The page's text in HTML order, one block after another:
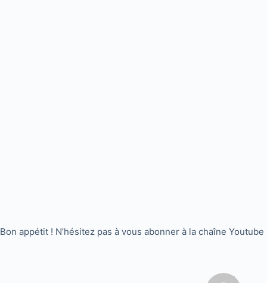
Bon appétit ! N’hésitez pas à vous abonner à la chaîne